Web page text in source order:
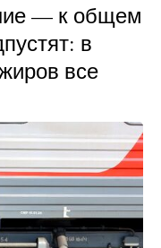
— к общем
в
все